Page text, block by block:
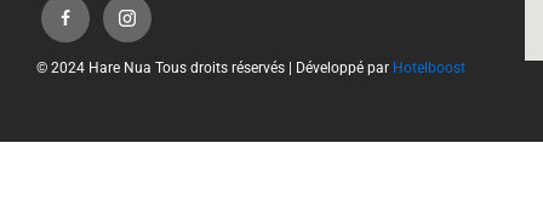
© 2024 Hare Nua Tous droits réservés | Développé par Hotelboost